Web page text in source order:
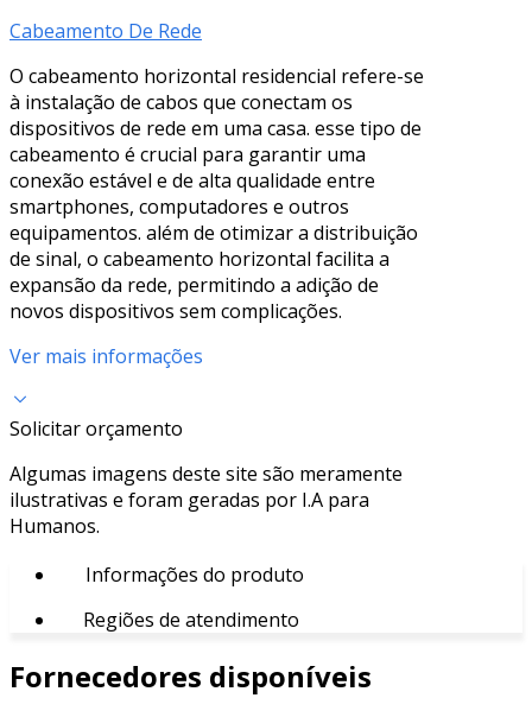
Cabeamento De Rede
O cabeamento horizontal residencial refere-se
à instalação de cabos que conectam os
dispositivos de rede em uma casa. esse tipo de
cabeamento é crucial para garantir uma
conexão estável e de alta qualidade entre
smartphones, computadores e outros
equipamentos. além de otimizar a distribuição
de sinal, o cabeamento horizontal facilita a
expansão da rede, permitindo a adição de
novos dispositivos sem complicações.
Ver mais informações
Solicitar orçamento
Algumas imagens deste site são meramente
ilustrativas e foram geradas por I.A para
Humanos.
Informações do produto
Regiões de atendimento
Fornecedores disponíveis